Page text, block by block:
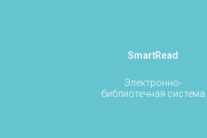
SmartRead
Электронно-
библиотечная система